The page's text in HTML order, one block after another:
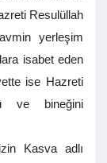
Resulüllah
yerleşim
isabet eden
ise Hazreti
ve bineğini
Kasva adlı